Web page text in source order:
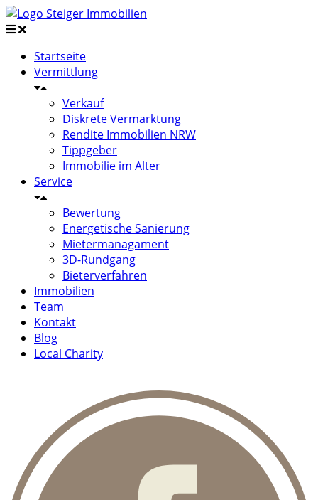
Startseite
Vermittlung
Verkauf
Diskrete Vermarktung
Rendite Immobilien NRW
Tippgeber
Immobilie im Alter
Service
Bewertung
Energetische Sanierung
Mietermanagament
3D-Rundgang
Bieterverfahren
Immobilien
Team
Kontakt
Blog
Local Charity